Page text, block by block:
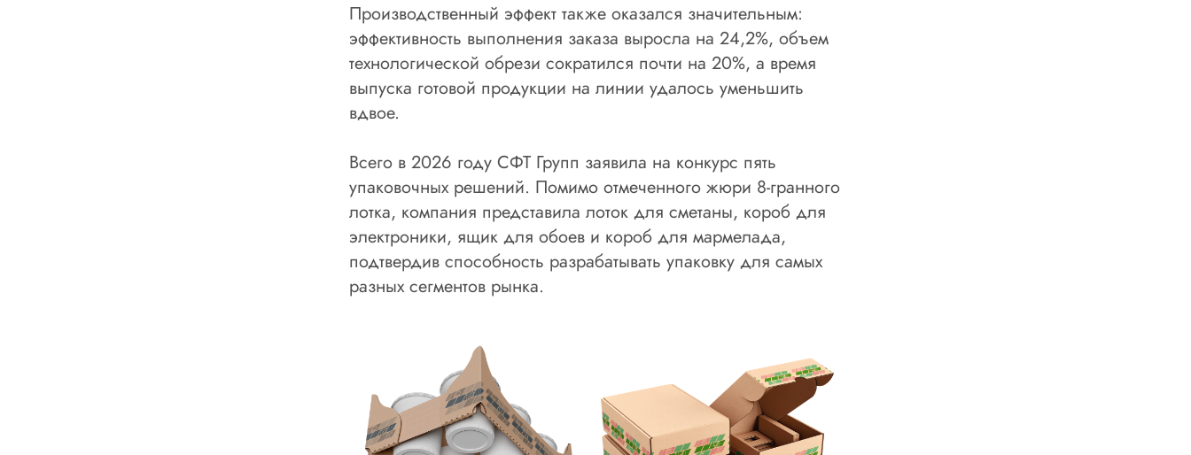
Производственный эффект также оказался значительным:
эффективность выполнения заказа выросла на 24,2%, объем
технологической обрези сократился почти на 20%, а время
выпуска готовой продукции на линии удалось уменьшить
вдвое.
Всего в 2026 году СФТ Групп заявила на конкурс пять
упаковочных решений. Помимо отмеченного жюри 8-гранного
лотка, компания представила лоток для сметаны, короб для
электроники, ящик для обоев и короб для мармелада,
подтвердив способность разрабатывать упаковку для самых
разных сегментов рынка.